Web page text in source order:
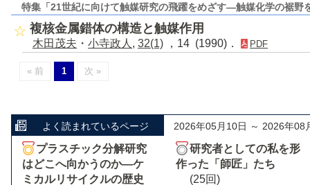
特集「21世紀に向けて触媒研究の飛躍をめざす―触媒化学の裾野
複核金属錯体の構造と触媒作用
木田茂夫 ・ 小寺政人 , 32(1) ，14 (1990)． PDF
« 前 1 次 »
よく読まれているページ 2026年05月10日 ～ 2026年08
プラスチック分解研究
はどこへ向かうのか―ケ
ミカルリサイクルの歴史
研究者としての私を形
作った「師匠」たち
(25回)